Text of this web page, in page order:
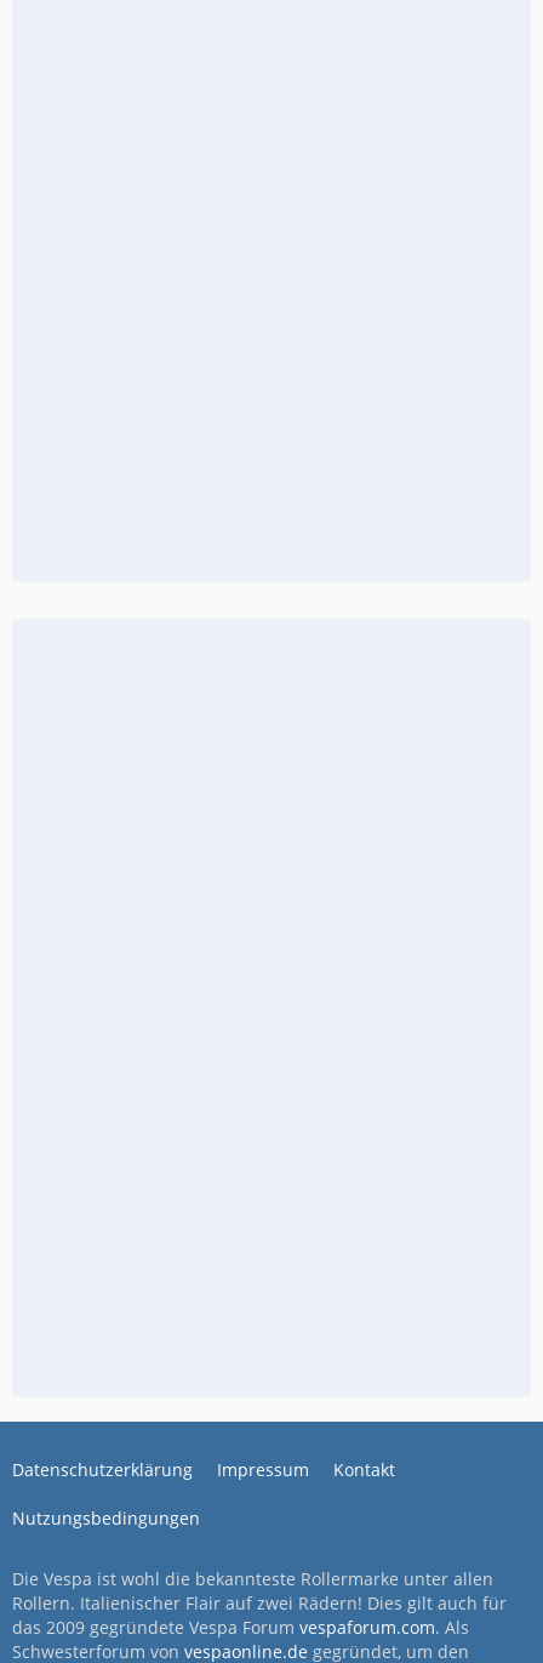
Datenschutzerklärung Impressum Kontakt
Nutzungsbedingungen
Die Vespa ist wohl die bekannteste Rollermarke unter allen
Rollern. Italienischer Flair auf zwei Rädern! Dies gilt auch für
das 2009 gegründete Vespa Forum vespaforum.com. Als
Schwesterforum von vespaonline.de gegründet, um den